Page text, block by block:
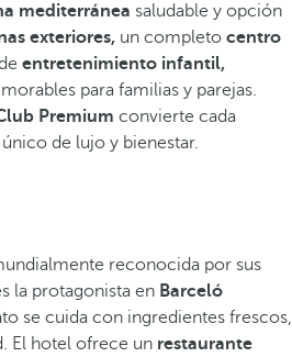
mediterránea saludable y opción
exteriores, un completo centro
entretenimiento infantil,
para familias y parejas.
Premium convierte cada
de lujo y bienestar.
reconocida por sus
la protagonista en Barceló
se cuida con ingredientes frescos,
El hotel ofrece un restaurante